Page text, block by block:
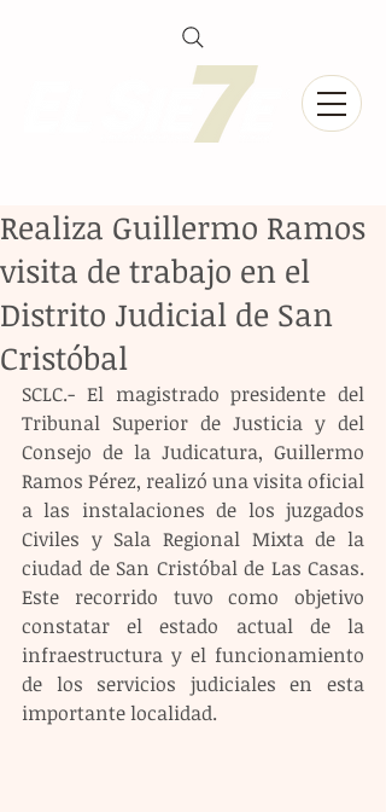
Realiza Guillermo Ramos
visita de trabajo en el
Distrito Judicial de San
Cristóbal
SCLC.- El magistrado presidente del
Tribunal Superior de Justicia y del
Consejo de la Judicatura, Guillermo
Ramos Pérez, realizó una visita oficial
a las instalaciones de los juzgados
Civiles y Sala Regional Mixta de la
ciudad de San Cristóbal de Las Casas.
Este recorrido tuvo como objetivo
constatar el estado actual de la
infraestructura y el funcionamiento
de los servicios judiciales en esta
importante localidad.